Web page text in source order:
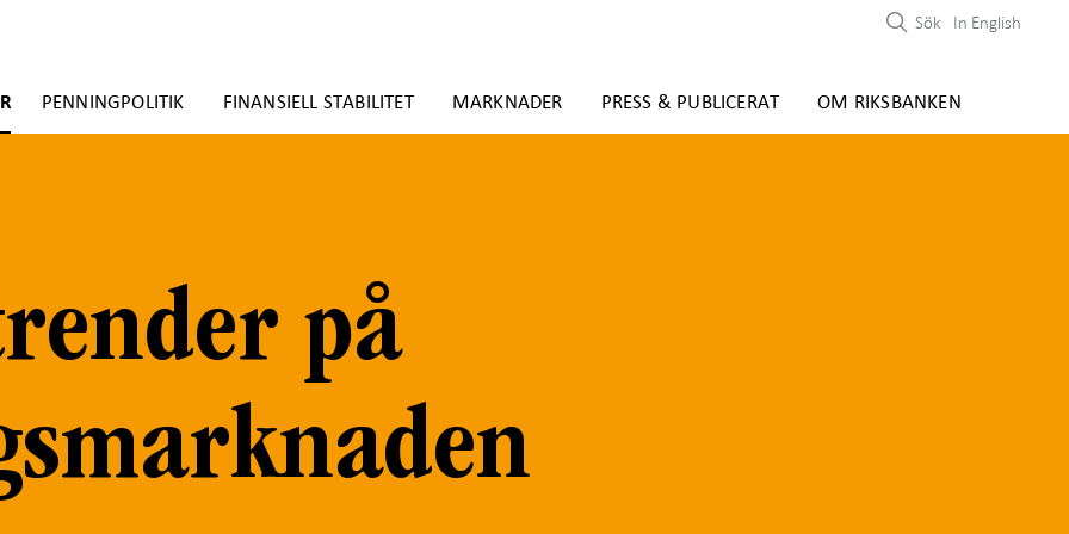
PENNINGPOLITIK FINANSIELL STABILITET MARKNADER PRESS & PUBLICERAT OM RIKSBANKEN
Sök In English
på